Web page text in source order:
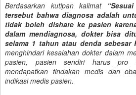
Berdasarkan kutipan kalimat
tersebut bahwa diagnosa adalah
tidak boleh dishare ke pasien
dalam mendiagnosa, dokter bisa
selama 1 tahun atau denda sebesar
menghindari kesalahan dokter dalam
pasien, pasien sendiri harus pro
mendapatkan tindakan medis dan
indikasi medis pasien.